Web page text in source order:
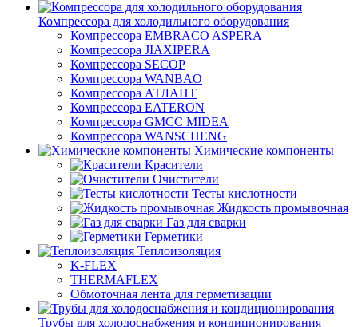
Компрессора для холодильного оборудования
Компрессора EMBRACO ASPERA
Компрессора JIAXIPERA
Компрессора SECOP
Компрессора WANBAO
Компрессора АТЛАНТ
Компрессора EATERON
Компрессора GMCC MIDEA
Компрессора WANSCHENG
Химические компоненты
Красители
Очистители
Тесты кислотности
Жидкость промывочная
Газ для сварки
Герметики
Теплоизоляция
K-FLEX
THERMAFLEX
Обмоточная лента для герметизации
Трубы для холодоснабжения и кондиционирования